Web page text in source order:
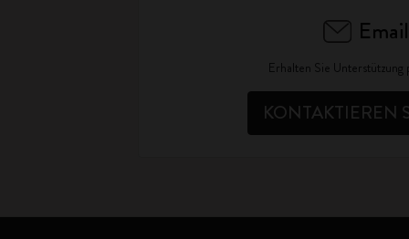
Email
Erhalten Sie Unterstützung
KONTAKTIEREN